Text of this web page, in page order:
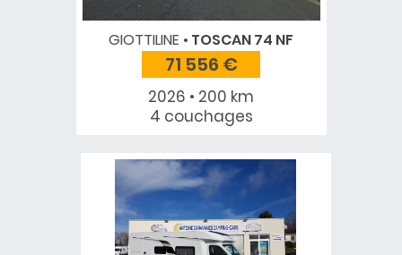
GIOTTILINE TOSCAN 74 NF
71 556 €
2026 • 200 km
4 couchages